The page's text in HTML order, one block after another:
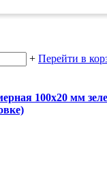
+ Перейти в
100х20 мм